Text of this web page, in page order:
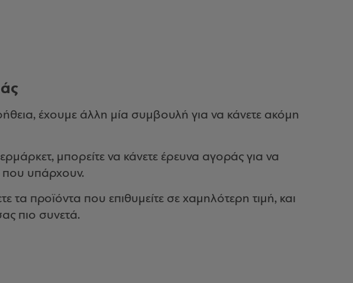
έχουμε άλλη μία συμβουλή για να κάνετε ακόμη
μπορείτε να κάνετε έρευνα αγοράς για να
που υπάρχουν.
τα προϊόντα που επιθυμείτε σε χαμηλότερη τιμή, και
πιο συνετά.